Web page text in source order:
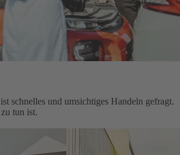
schnelles und umsichtiges Handeln gefragt.
tun ist.